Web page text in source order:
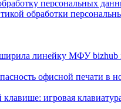
персональных
обработки
линейку МФУ bizhub
офисной печати в
клавише: игровая